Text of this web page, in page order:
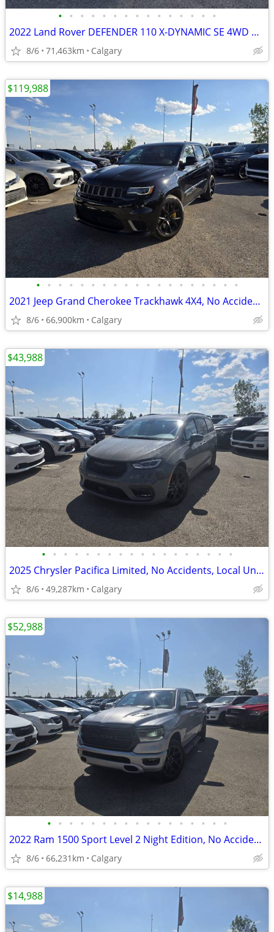
• • • • • • • • • • • • • • •
2022 Land Rover DEFENDER 110 X-DYNAMIC SE 4WD #260608B
8/6 71,463km Calgary
• • • • • • • • • • • • • • • • • • •
2021 Jeep Grand Cherokee Trackhawk 4X4, No Accidents, 1 Owner, Local
8/6 66,900km Calgary
$119,988
• • • • • • • • • • • • • • • • • •
2025 Chrysler Pacifica Limited, No Accidents, Local Unit #11166
8/6 49,287km Calgary
$43,988
• • • • • • • • • • • • • • • • •
2022 Ram 1500 Sport Level 2 Night Edition, No Accidents, Low KM #11165
8/6 66,231km Calgary
$52,988
$14,988